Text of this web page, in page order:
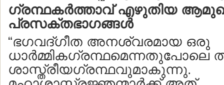
ഗ്രന്ഥകര്‍ത്താവ് എഴുതിയ
പ്രസക്തഭാഗങ്ങള്‍
“ഭഗവദ്ഗീത അനശ്വരമായ ഒരു
ധാര്‍മ്മികഗ്രന്ഥമെന്നതുപോലെ
ശാസ്ത്രീയഗ്രന്ഥവുമാകുന്നു.